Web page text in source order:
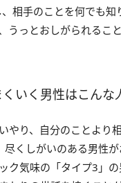
相手のことを何でも知
うっとおしがられるこ
いく男性はこんな
やり、自分のことより
くしがいのある男性
ク気味の「タイプ3」